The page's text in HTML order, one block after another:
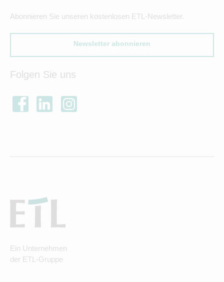
Abonnieren Sie unseren kostenlosen ETL-Newsletter.
Newsletter abonnieren
Folgen Sie uns
Ein Unternehmen
der ETL-Gruppe